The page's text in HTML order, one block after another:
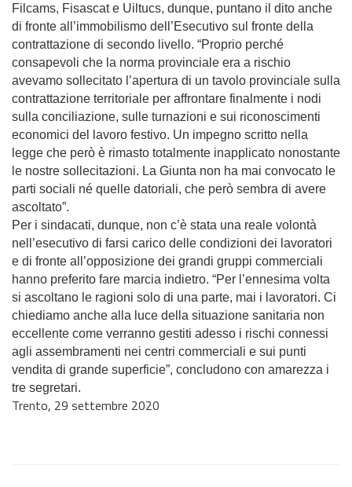
Filcams, Fisascat e Uiltucs, dunque, puntano il dito anche
di fronte all’immobilismo dell’Esecutivo sul fronte della
contrattazione di secondo livello. “Proprio perché
consapevoli che la norma provinciale era a rischio
avevamo sollecitato l’apertura di un tavolo provinciale sulla
contrattazione territoriale per affrontare finalmente i nodi
sulla conciliazione, sulle turnazioni e sui riconoscimenti
economici del lavoro festivo. Un impegno scritto nella
legge che però è rimasto totalmente inapplicato nonostante
le nostre sollecitazioni. La Giunta non ha mai convocato le
parti sociali né quelle datoriali, che però sembra di avere
ascoltato”.
Per i sindacati, dunque, non c’è stata una reale volontà
nell’esecutivo di farsi carico delle condizioni dei lavoratori
e di fronte all’opposizione dei grandi gruppi commerciali
hanno preferito fare marcia indietro. “Per l’ennesima volta
si ascoltano le ragioni solo di una parte, mai i lavoratori. Ci
chiediamo anche alla luce della situazione sanitaria non
eccellente come verranno gestiti adesso i rischi connessi
agli assembramenti nei centri commerciali e sui punti
vendita di grande superficie”, concludono con amarezza i
tre segretari.
Trento, 29 settembre 2020